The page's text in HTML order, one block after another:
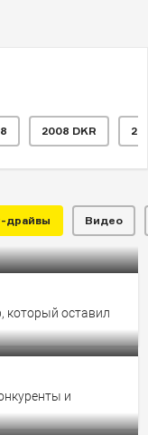
2008 DKR
драйвы Видео
2008?
рынок?
ответ
который оставил
и